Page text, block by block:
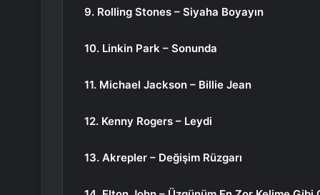
9. Rolling Stones – Siyaha Boyayın
10. Linkin Park – Sonunda
11. Michael Jackson – Billie Jean
12. Kenny Rogers – Leydi
13. Akrepler – Değişim Rüzgarı